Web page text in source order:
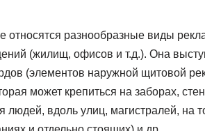
относятся разнообразные виды
(жилищ, офисов и т.д.). Она
(элементов наружной щитовой
может крепиться на заборах,
людей, вдоль улиц, магистралей, на